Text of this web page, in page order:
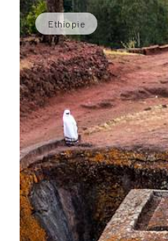
Ethiopie